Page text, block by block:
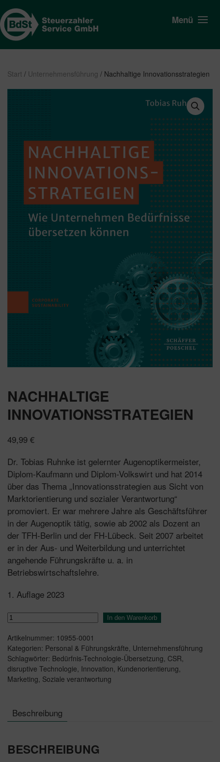
Menü
Start / Unternehmensführung / Nachhaltige Innovationsstrategien
NACHHALTIGE
INNOVATIONSSTRATEGIEN
49,99 €
Dr. Tobias Ruhnke ist gelernter Augenoptikermeister,
Diplom-Kaufmann und Diplom-Volkswirt und hat 2014
über das Thema „Innovationsstrategien aus Sicht von
Marktorientierung und sozialer Verantwortung“
promoviert. Er war mehrere Jahre als Geschäftsführer
in der Augenoptik tätig, sowie ab 2002 als Dozent an
der TFH-Berlin und der FH-Lübeck. Seit 2007 arbeitet
er in der Aus- und Weiterbildung und unterrichtet
angehende Führungskräfte u. a. in
Betriebswirtschaftslehre.
1. Auflage 2023
Nachhaltige
Menge
In den Warenkorb
Artikelnummer: 10955-0001
Kategorien: Personal & Führungskräfte Unternehmensführung
Schlagwörter: Bedürfnis-Technologie-Übersetzung CSR
disruptive Technologie Innovation Kundenorientierung
Marketing Soziale verantwortung
Beschreibung
BESCHREIBUNG